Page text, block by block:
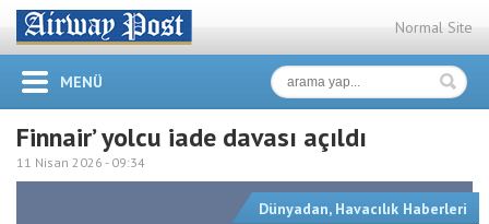
Normal Site
MENÜ
Finnair’ yolcu iade davası açıldı
11 Nisan 2026 - 09:34
Dünyadan, Havacılık Haberleri